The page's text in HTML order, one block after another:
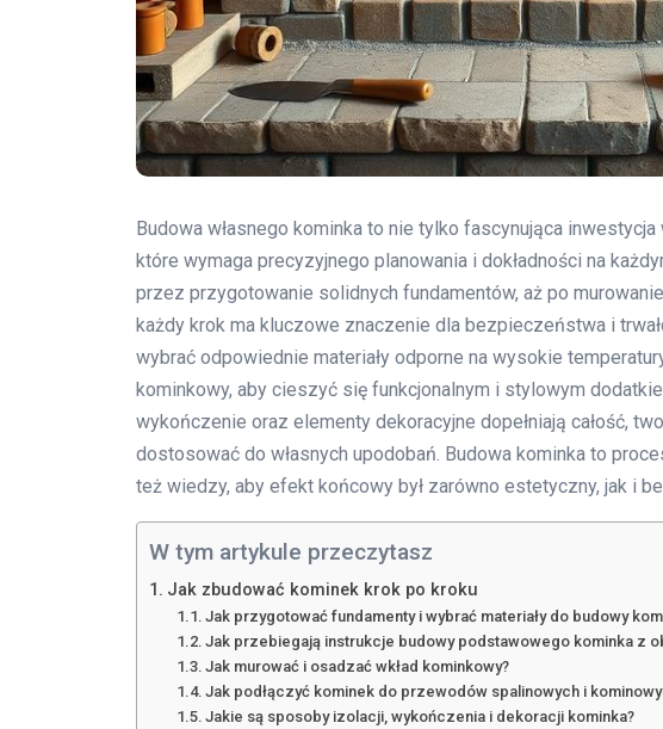
Budowa własnego kominka to nie tylko fascynująca
które wymaga precyzyjnego planowania i dokładności na
przez przygotowanie solidnych fundamentów, aż po
każdy krok ma kluczowe znaczenie dla bezpieczeństwa i
wybrać odpowiednie materiały odporne na wysokie
kominkowy, aby cieszyć się funkcjonalnym i stylowym
wykończenie oraz elementy dekoracyjne dopełniają całość,
dostosować do własnych upodobań. Budowa kominka to
też wiedzy, aby efekt końcowy był zarówno estetyczny, jak i
W tym artykule przeczytasz
Jak zbudować kominek krok po kroku
Jak przygotować fundamenty i wybrać materiały do budowy
Jak przebiegają instrukcje budowy podstawowego kominka z
Jak murować i osadzać wkład kominkowy?
Jak podłączyć kominek do przewodów spalinowych i
Jakie są sposoby izolacji, wykończenia i dekoracji kominka?